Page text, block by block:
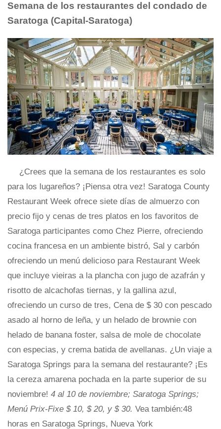
Semana de los restaurantes del condado de
Saratoga (Capital-Saratoga)
¿Crees que la semana de los restaurantes es solo
para los lugareños? ¡Piensa otra vez! Saratoga County
Restaurant Week ofrece siete días de almuerzo con
precio fijo y cenas de tres platos en los favoritos de
Saratoga participantes como Chez Pierre, ofreciendo
cocina francesa en un ambiente bistró, Sal y carbón
ofreciendo un menú delicioso para Restaurant Week
que incluye vieiras a la plancha con jugo de azafrán y
risotto de alcachofas tiernas, y la gallina azul,
ofreciendo un curso de tres, Cena de $ 30 con pescado
asado al horno de leña, y un helado de brownie con
helado de banana foster, salsa de mole de chocolate
con especias, y crema batida de avellanas. ¿Un viaje a
Saratoga Springs para la semana del restaurante? ¡Es
la cereza amarena pochada en la parte superior de su
noviembre! 4 al 10 de noviembre; Saratoga Springs;
Menú Prix-Fixe $ 10, $ 20, y $ 30. Vea también:48
horas en Saratoga Springs, Nueva York